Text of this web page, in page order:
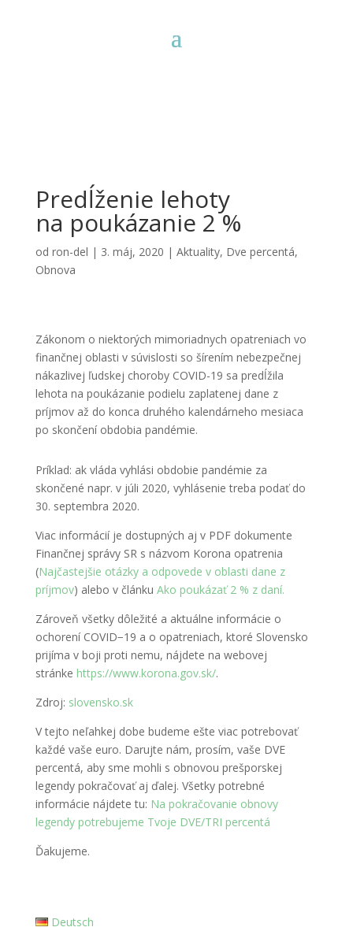
Predĺženie lehoty
na poukázanie 2 %
od ron-del | 3. máj, 2020 | Aktuality, Dve percentá,
Obnova
Zákonom o niektorých mimoriadnych opatreniach vo
finančnej oblasti v súvislosti so šírením nebezpečnej
nákazlivej ľudskej choroby COVID-19 sa predĺžila
lehota na poukázanie podielu zaplatenej dane z
príjmov až do konca druhého kalendárneho mesiaca
po skončení obdobia pandémie.
Príklad: ak vláda vyhlási obdobie pandémie za
skončené napr. v júli 2020, vyhlásenie treba podať do
30. septembra 2020.
Viac informácií je dostupných aj v PDF dokumente
Finančnej správy SR s názvom Korona opatrenia
(Najčastejšie otázky a odpovede v oblasti dane z
príjmov) alebo v článku Ako poukázať 2 % z daní.
Zároveň všetky dôležité a aktuálne informácie o
ochorení COVID−19 a o opatreniach, ktoré Slovensko
prijíma v boji proti nemu, nájdete na webovej
stránke https://www.korona.gov.sk/.
Zdroj: slovensko.sk
V tejto neľahkej dobe budeme ešte viac potrebovať
každé vaše euro. Darujte nám, prosím, vaše DVE
percentá, aby sme mohli s obnovou prešporskej
legendy pokračovať aj ďalej. Všetky potrebné
informácie nájdete tu: Na pokračovanie obnovy
legendy potrebujeme Tvoje DVE/TRI percentá
Ďakujeme.
Deutsch